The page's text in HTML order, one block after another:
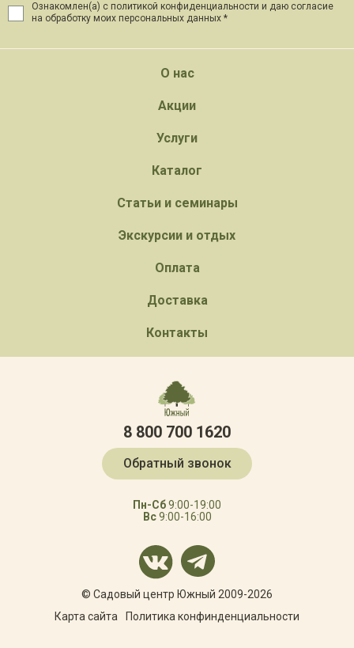
Ознакомлен(а) с политикой конфиденциальности и даю согласие
на обработку моих персональных данных *
О нас
Акции
Услуги
Каталог
Статьи и семинары
Экскурсии и отдых
Оплата
Доставка
Контакты
8 800 700 1620
Обратный звонок
Пн-Сб9:00-19:00
Вс9:00-16:00
© Садовый центр Южный 2009-2026
Карта сайта
Политика конфинденциальности